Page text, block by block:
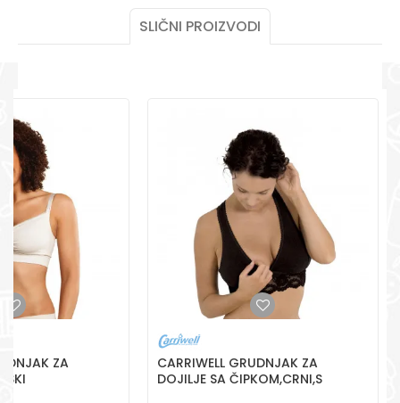
POMOĆ PRI KUPOVINI
Za više informacija,
15:00h
Pišite nam
aksaonlinebih@aksabih.ba
Poruka
POŠALJI
SLIČNI PROIZVODI
ZA
CARRIWELL GRUDNJAK ZA
DOJILJE SA ČIPKOM,CRNI,S